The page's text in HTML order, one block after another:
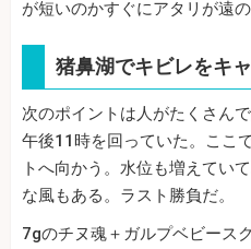
が短いのかすぐにアタリが遠の
猪鼻湖でキビレをキ
次のポイントは人がたくさん
午後11時を回っていた。ここ
トへ向かう。水位も増えてい
な風もある。ラスト勝負だ。
7gのチヌ魂＋ガルプベビース